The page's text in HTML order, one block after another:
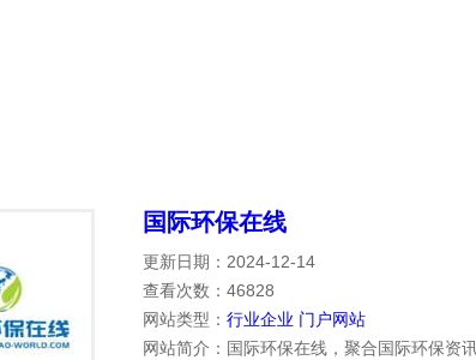
国际环保在线
更新日期：2024-12-14
查看次数：46828
网站类型： 行业企业 门户网站
网站简介：国际环保在线，聚合国际环保资